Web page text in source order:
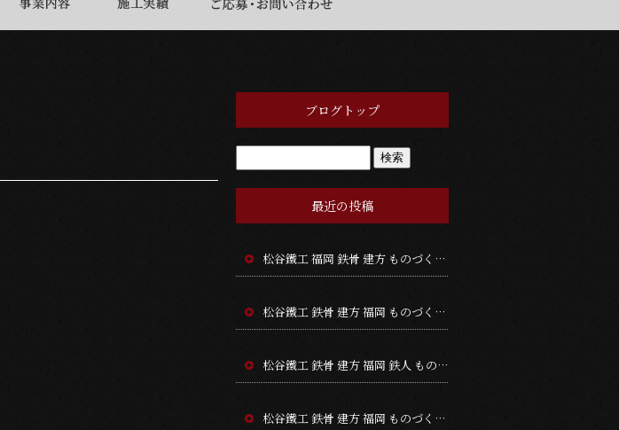
ブログトップ
最近の投稿
松谷鐵工 福岡 鉄骨 建方 ものづくり 鉄人募集
松谷鐵工 鉄骨 建方 福岡 ものづくり 鉄人募集
松谷鐵工 鉄骨 建方 福岡 鉄人 ものづくり
松谷鐵工 鉄骨 建方 福岡 ものづくり 鉄人募集